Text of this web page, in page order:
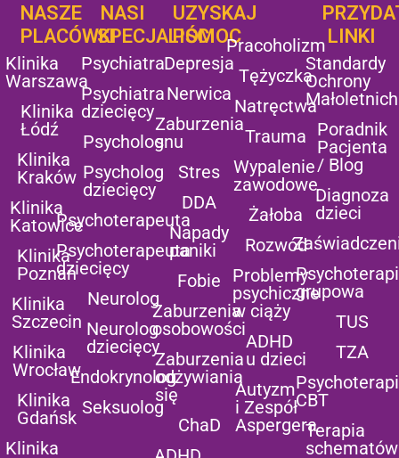
NASZE
PLACÓWKI
Klinika
Warszawa
Klinika
Łódź
Klinika
Kraków
Klinika
Katowice
Klinika
Poznań
Klinika
Szczecin
Klinika
Wrocław
Klinika
Gdańsk
Klinika
NASI
SPECJALIŚCI
Psychiatra
Psychiatra
dziecięcy
Psycholog
Psycholog
dziecięcy
Psychoterapeuta
Psychoterapeuta
dziecięcy
Neurolog
Neurolog
dziecięcy
Endokrynolog
Seksuolog
UZYSKAJ
POMOC
Depresja
Nerwica
Zaburzenia
snu
Stres
DDA
Napady
paniki
Fobie
Zaburzenia
osobowości
Zaburzenia
odżywiania
się
ChaD
UZYSKAJ
POMOC
Pracoholizm
Tężyczka
Natręctwa
Trauma
Wypalenie
zawodowe
Żałoba
Rozwód
Problemy
psychiczne
w ciąży
ADHD
u dzieci
Autyzm
i Zespół
Aspergera
LINKI
Standardy
Ochrony
Małoletnich
Poradnik
Pacjenta
/ Blog
Diagnoza
dzieci
grupowa
TUS
TZA
CBT
Terapia
schematów